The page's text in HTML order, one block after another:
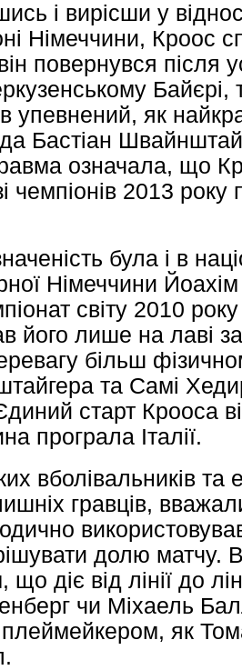
і вирісши у
Німеччини, Кроос
повернувся після
Байєрі,
упевнений, як
Бастіан
означала, що
чемпіонів 2013 року
була і в
Німеччини
світу 2010
його лише на лаві
більш
та Самі
старт Крооса
програла Італії.
вболівальників та
гравців,
долю матчу.
що діє від лінії до
чи Міхаель
як